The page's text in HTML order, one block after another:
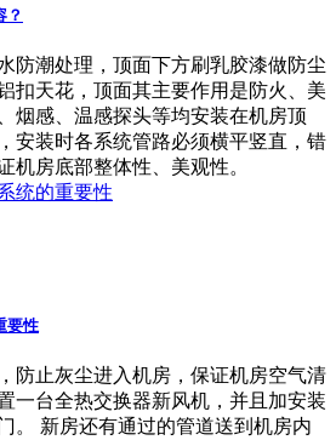
？
防潮处理，顶面下方刷乳胶漆做防尘
扣天花，顶面其主要作用是防火、美
烟感、温感探头等均安装在机房顶
安装时各系统管路必须横平竖直，错
机房底部整体性、美观性。
要性
防止灰尘进入机房，保证机房空气清
一台全热交换器新风机，并且加安装
。 新房还有通过的管道送到机房内